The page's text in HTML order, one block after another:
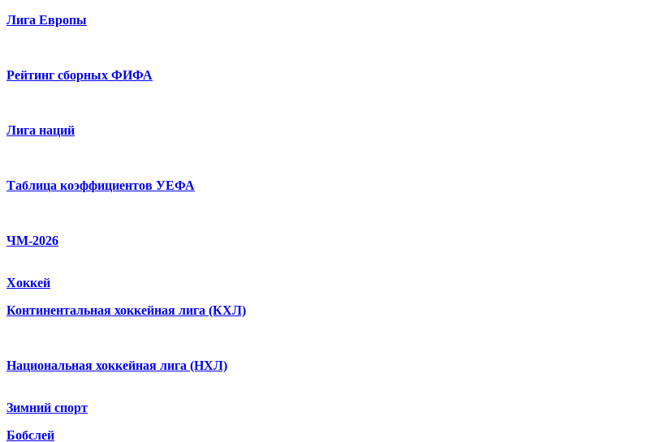
Лига Европы
Рейтинг сборных ФИФА
Лига наций
Таблица коэффициентов УЕФА
ЧМ-2026
Хоккей
Континентальная хоккейная лига (КХЛ)
Национальная хоккейная лига (НХЛ)
Зимний спорт
Бобслей